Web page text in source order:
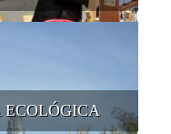
ECOLÓGICA